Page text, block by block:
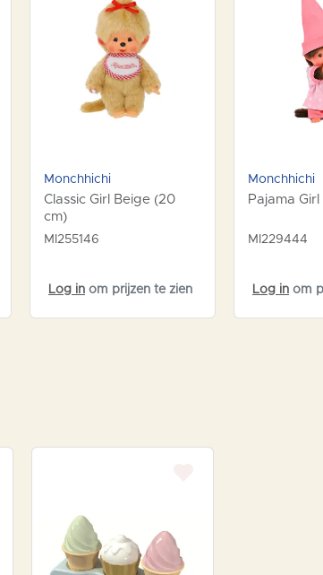
Monchhichi
Classic Girl Beige (20
cm)
MI255146
Log in om prijzen te zien
Monchhichi
Pajama
MI229444
Log in om